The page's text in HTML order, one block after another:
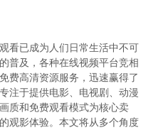
看已成为人们日常生活中不可
普及，各种在线视频平台竞相
费高清资源服务，迅速赢得了
注于提供电影、电视剧、动漫
质和免费观看模式为核心卖
观影体验。本文将从多个角度